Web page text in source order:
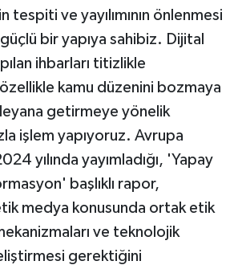
ve yayılımının önlenmesi
bir yapıya sahibiz. Dijital
ihbarları titizlikle
kamu düzenini bozmaya
getirmeye yönelik
işlem yapıyoruz. Avrupa
yılında yayımladığı, 'Yapay
başlıklı rapor,
medya konusunda ortak etik
ve teknolojik
gerektiğini